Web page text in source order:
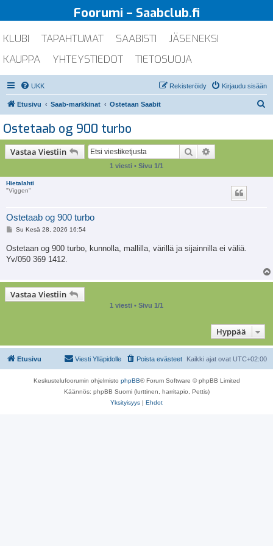
Foorumi – Saabclub.fi
KLUBI TAPAHTUMAT SAABISTI
JÄSENEKSI
KAUPPA
YHTEYSTIEDOT TIETOSUOJA
UKK Kirjaudu sisään
Rekisteröidy
Etusivu Saab-markkinat Ostetaan Saabit
Ostetaab og 900 turbo
Vastaa Viestiin Etsi
1 viesti • Sivu 1/1
Hietalahti
"Viggen"
Ostetaab og 900 turbo
V
s
t
Su Kesä 28, 2026 16:54
Ostetaan og 900 turbo, kunnolla, mallilla, värillä ja sijainnilla ei väliä.
Yv/050 369 1412.
Vastaa Viestiin
1 viesti • Sivu 1/1
Hyppää
Etusivu Kaikki ajat ovat UTC+02:00
Poista evästeet
Viesti Ylläpidolle
Keskustelufoorumin ohjelmisto phpBB® Forum Software © phpBB Limited
Käännös: phpBB Suomi (lurttinen, harritapio, Pettis)
Yksityisyys | Ehdot